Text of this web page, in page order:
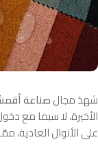
شهدَ مجالصناعة
الأخيرة، لا سيما مع
على الأنوال العادية،